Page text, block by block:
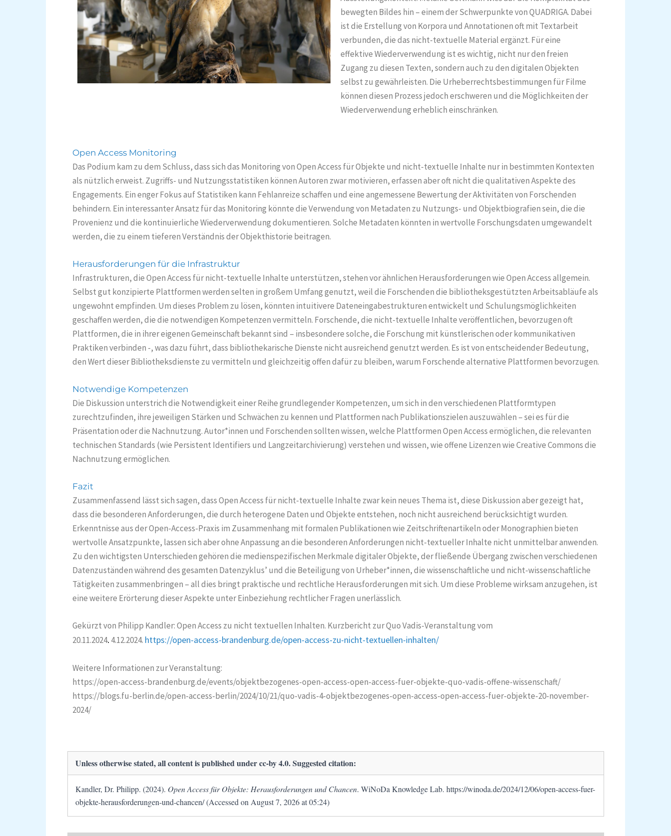
bewegten Bildes hin – einem der Schwerpunkte von QUADRIGA. Dabei
ist die Erstellung von Korpora und Annotationen oft mit Textarbeit
verbunden, die das nicht-textuelle Material ergänzt. Für eine
effektive Wiederverwendung ist es wichtig, nicht nur den freien
Zugang zu diesen Texten, sondern auch zu den digitalen Objekten
selbst zu gewährleisten. Die Urheberrechtsbestimmungen für Filme
können diesen Prozess jedoch erschweren und die Möglichkeiten der
Wiederverwendung erheblich einschränken.
Open Access Monitoring
Das Podium kam zu dem Schluss, dass sich das Monitoring von Open Access für Objekte und nicht-textuelle Inhalte nur in bestimmten Kontexten
als nützlich erweist. Zugriffs- und Nutzungsstatistiken können Autoren zwar motivieren, erfassen aber oft nicht die qualitativen Aspekte des
Engagements. Ein enger Fokus auf Statistiken kann Fehlanreize schaffen und eine angemessene Bewertung der Aktivitäten von Forschenden
behindern. Ein interessanter Ansatz für das Monitoring könnte die Verwendung von Metadaten zu Nutzungs- und Objektbiografien sein, die die
Provenienz und die kontinuierliche Wiederverwendung dokumentieren. Solche Metadaten könnten in wertvolle Forschungsdaten umgewandelt
werden, die zu einem tieferen Verständnis der Objekthistorie beitragen.
Herausforderungen für die Infrastruktur
Infrastrukturen, die Open Access für nicht-textuelle Inhalte unterstützen, stehen vor ähnlichen Herausforderungen wie Open Access allgemein.
Selbst gut konzipierte Plattformen werden selten in großem Umfang genutzt, weil die Forschenden die bibliotheksgestützten Arbeitsabläufe als
ungewohnt empfinden. Um dieses Problem zu lösen, könnten intuitivere Dateneingabestrukturen entwickelt und Schulungsmöglichkeiten
geschaffen werden, die die notwendigen Kompetenzen vermitteln. Forschende, die nicht-textuelle Inhalte veröffentlichen, bevorzugen oft
Plattformen, die in ihrer eigenen Gemeinschaft bekannt sind – insbesondere solche, die Forschung mit künstlerischen oder kommunikativen
Praktiken verbinden -, was dazu führt, dass bibliothekarische Dienste nicht ausreichend genutzt werden. Es ist von entscheidender Bedeutung,
den Wert dieser Bibliotheksdienste zu vermitteln und gleichzeitig offen dafür zu bleiben, warum Forschende alternative Plattformen bevorzugen.
Notwendige Kompetenzen
Die Diskussion unterstrich die Notwendigkeit einer Reihe grundlegender Kompetenzen, um sich in den verschiedenen Plattformtypen
zurechtzufinden, ihre jeweiligen Stärken und Schwächen zu kennen und Plattformen nach Publikationszielen auszuwählen – sei es für die
Präsentation oder die Nachnutzung. Autor*innen und Forschenden sollten wissen, welche Plattformen Open Access ermöglichen, die relevanten
technischen Standards (wie Persistent Identifiers und Langzeitarchivierung) verstehen und wissen, wie offene Lizenzen wie Creative Commons die
Nachnutzung ermöglichen.
Fazit
Zusammenfassend lässt sich sagen, dass Open Access für nicht-textuelle Inhalte zwar kein neues Thema ist, diese Diskussion aber gezeigt hat,
dass die besonderen Anforderungen, die durch heterogene Daten und Objekte entstehen, noch nicht ausreichend berücksichtigt wurden.
Erkenntnisse aus der Open-Access-Praxis im Zusammenhang mit formalen Publikationen wie Zeitschriftenartikeln oder Monographien bieten
wertvolle Ansatzpunkte, lassen sich aber ohne Anpassung an die besonderen Anforderungen nicht-textueller Inhalte nicht unmittelbar anwenden.
Zu den wichtigsten Unterschieden gehören die medienspezifischen Merkmale digitaler Objekte, der fließende Übergang zwischen verschiedenen
Datenzuständen während des gesamten Datenzyklus’ und die Beteiligung von Urheber*innen, die wissenschaftliche und nicht-wissenschaftliche
Tätigkeiten zusammenbringen – all dies bringt praktische und rechtliche Herausforderungen mit sich. Um diese Probleme wirksam anzugehen, ist
eine weitere Erörterung dieser Aspekte unter Einbeziehung rechtlicher Fragen unerlässlich.
Gekürzt von Philipp Kandler: Open Access zu nicht textuellen Inhalten. Kurzbericht zur Quo Vadis-Veranstaltung vom
20.11.2024. 4.12.2024. https://open-access-brandenburg.de/open-access-zu-nicht-textuellen-inhalten/
Weitere Informationen zur Veranstaltung:
https://open-access-brandenburg.de/events/objektbezogenes-open-access-open-access-fuer-objekte-quo-vadis-offene-wissenschaft/
https://blogs.fu-berlin.de/open-access-berlin/2024/10/21/quo-vadis-4-objektbezogenes-open-access-open-access-fuer-objekte-20-november-
2024/
Unless otherwise stated, all content is published under cc-by 4.0. Suggested citation:
Kandler, Dr. Philipp. (2024). Open Access für Objekte: Herausforderungen und Chancen. WiNoDa Knowledge Lab. https://winoda.de/2024/12/06/open-access-fuer-
objekte-herausforderungen-und-chancen/ (Accessed on August 7, 2026 at 05:24)